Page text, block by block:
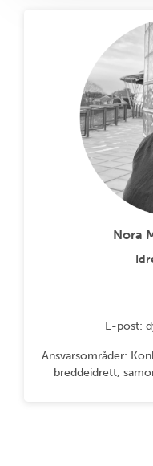
Nora
E-post:
Ansvarsområder:
breddeidrett,